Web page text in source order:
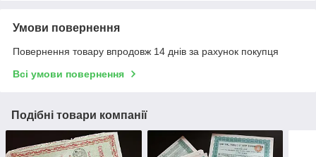
Умови повернення
Повернення товару впродовж 14 днів за рахунок покупця
Всі умови повернення
Подібні товари компанії